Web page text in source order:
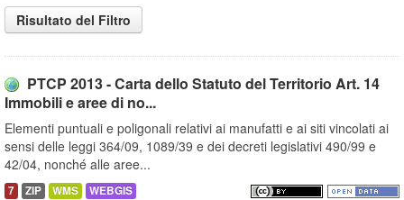
Risultato del Filtro
PTCP 2013 - Carta dello Statuto del Territorio Art. 14
Immobili e aree di no...
Elementi puntuali e poligonali relativi ai manufatti e ai siti vincolati ai
sensi delle leggi 364/09, 1089/39 e dei decreti legislativi 490/99 e
42/04, nonché alle aree...
7 ZIP WMS WEBGIS